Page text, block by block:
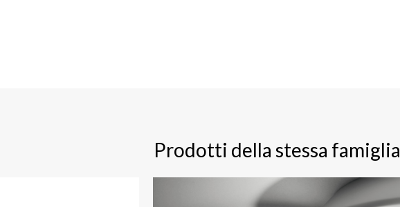
Prodotti della stessa famiglia